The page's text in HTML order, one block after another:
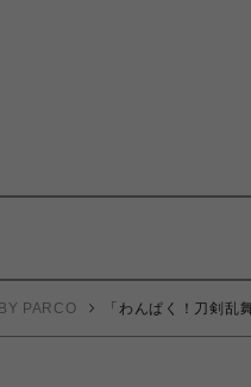
PARCO 「わんぱく！刀剣乱